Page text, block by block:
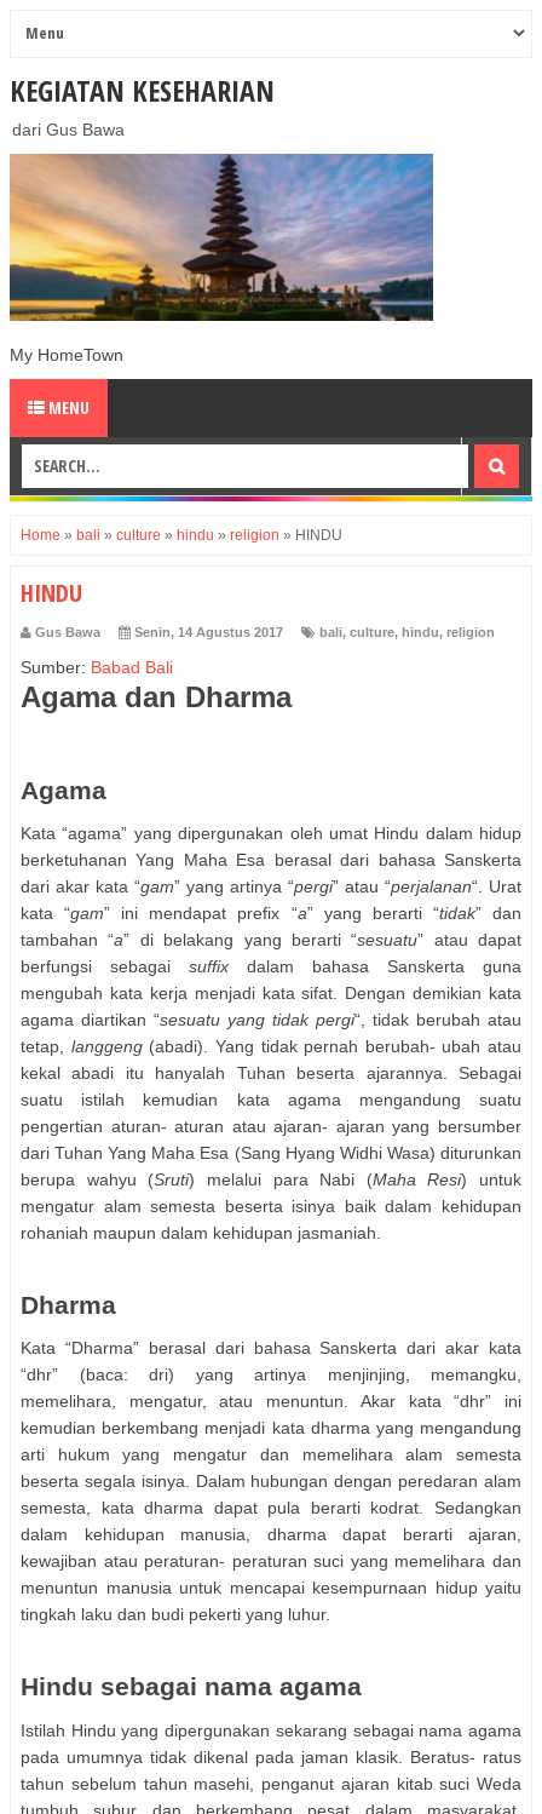
KEGIATAN KESEHARIAN
dari Gus Bawa
My HomeTown
MENU
Home » bali » culture » hindu » religion » HINDU
HINDU
Gus Bawa Senin, 14 Agustus 2017 bali, culture, hindu, religion
Sumber: Babad Bali
Agama dan Dharma
Agama
Kata “agama” yang dipergunakan oleh umat Hindu dalam hidup
berketuhanan Yang Maha Esa berasal dari bahasa Sanskerta
dari akar kata “gam” yang artinya “pergi” atau “perjalanan“. Urat
kata “gam” ini mendapat prefix “a” yang berarti “tidak” dan
tambahan “a” di belakang yang berarti “sesuatu” atau dapat
berfungsi sebagai suffix dalam bahasa Sanskerta guna
mengubah kata kerja menjadi kata sifat. Dengan demikian kata
agama diartikan “sesuatu yang tidak pergi“, tidak berubah atau
tetap, langgeng(abadi). Yang tidak pernah berubah- ubah atau
kekal abadi itu hanyalah Tuhan beserta ajarannya. Sebagai
suatu istilah kemudian kata agama mengandung suatu
pengertian aturan- aturan atau ajaran- ajaran yang bersumber
dari Tuhan Yang Maha Esa (Sang Hyang Widhi Wasa) diturunkan
berupa wahyu (Sruti) melalui para Nabi (Maha Resi) untuk
mengatur alam semesta beserta isinya baik dalam kehidupan
rohaniah maupun dalam kehidupan jasmaniah.
Dharma
Kata “Dharma” berasal dari bahasa Sanskerta dari akar kata
“dhr” (baca: dri) yang artinya menjinjing, memangku,
memelihara, mengatur, atau menuntun. Akar kata “dhr” ini
kemudian berkembang menjadi kata dharma yang mengandung
arti hukum yang mengatur dan memelihara alam semesta
beserta segala isinya. Dalam hubungan dengan peredaran alam
semesta, kata dharma dapat pula berarti kodrat. Sedangkan
dalam kehidupan manusia, dharma dapat berarti ajaran,
kewajiban atau peraturan- peraturan suci yang memelihara dan
menuntun manusia untuk mencapai kesempurnaan hidup yaitu
tingkah laku dan budi pekerti yang luhur.
Hindu sebagai nama agama
Istilah Hindu yang dipergunakan sekarang sebagai nama agama
pada umumnya tidak dikenal pada jaman klasik. Beratus- ratus
tahun sebelum tahun masehi, penganut ajaran kitab suci Weda
tumbuh subur dan berkembang pesat dalam masyarakat,